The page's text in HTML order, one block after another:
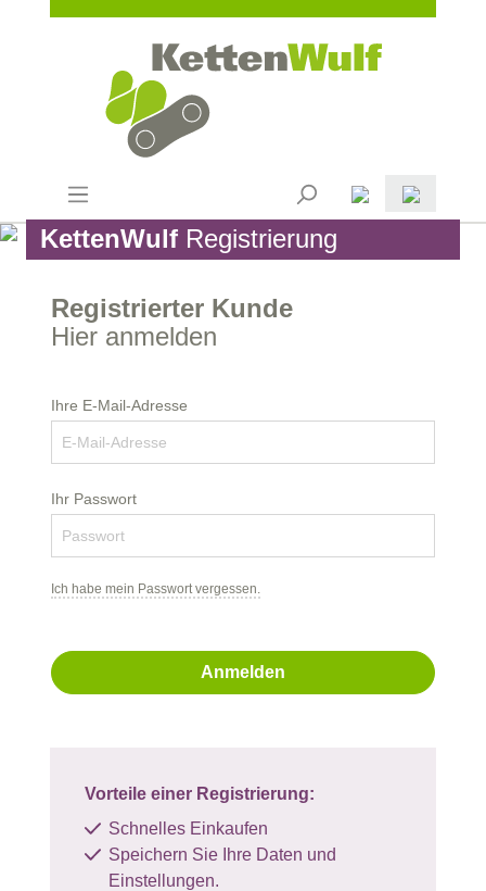
KettenWulfRegistrierung
Registrierter Kunde
Hier anmelden
Ihre E-Mail-Adresse
Ihr Passwort
Ich habe mein Passwort vergessen.
Anmelden
Vorteile einer Registrierung:
Schnelles Einkaufen
Speichern Sie Ihre Daten und
Einstellungen.